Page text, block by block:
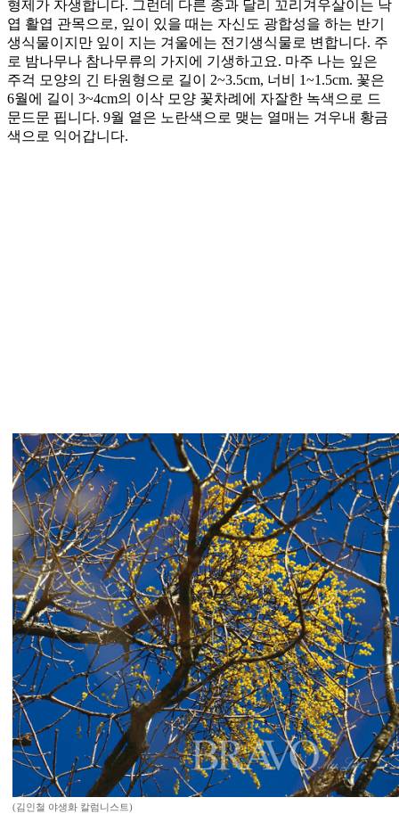
형제가 자생합니다. 그런데 다른 종과 달리 꼬리겨우살이는 낙
엽 활엽 관목으로, 잎이 있을 때는 자신도 광합성을 하는 반기
생식물이지만 잎이 지는 겨울에는 전기생식물로 변합니다. 주
로 밤나무나 참나무류의 가지에 기생하고요. 마주 나는 잎은
주걱 모양의 긴 타원형으로 길이 2~3.5cm, 너비 1~1.5cm. 꽃은
6월에 길이 3~4cm의 이삭 모양 꽃차례에 자잘한 녹색으로 드
문드문 핍니다. 9월 옅은 노란색으로 맺는 열매는 겨우내 황금
색으로 익어갑니다.
(김인철 야생화 칼럼니스트)